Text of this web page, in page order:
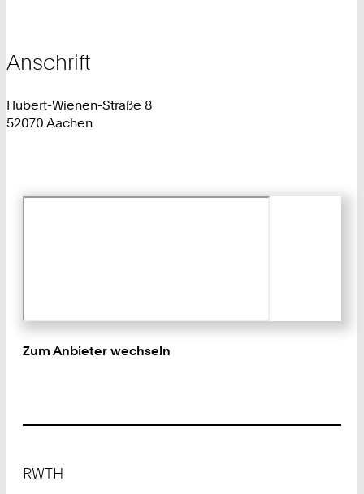
Anschrift
Hubert-Wienen-Straße 8
52070 Aachen
Zum Anbieter wechseln
RWTH